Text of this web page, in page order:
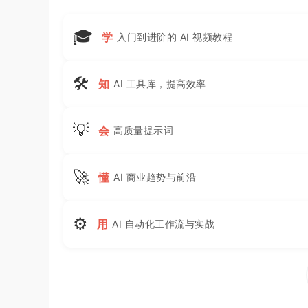
🎓 学 入门到进阶的 AI 视频教程
🛠 知 AI 工具库，提高效率
💡 会 高质量提示词
🚀 懂 AI 商业趋势与前沿
⚙ 用 AI 自动化工作流与实战